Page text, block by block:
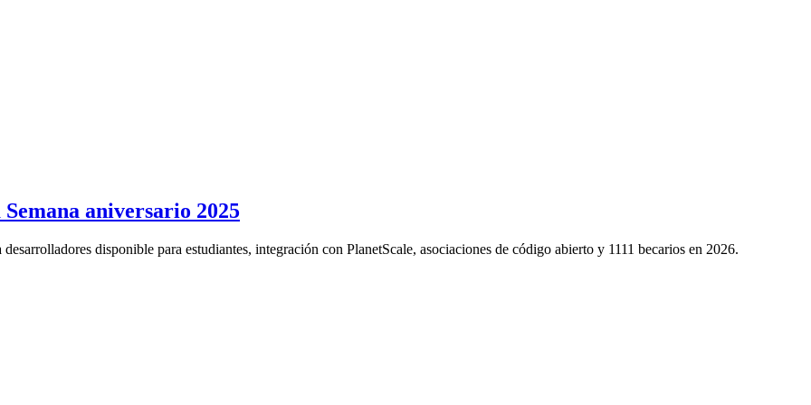
aniversario 2025
disponible para estudiantes, integración con PlanetScale, asociaciones de código abierto y 1111 becarios en 2026.